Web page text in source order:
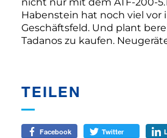
Habenstein hat noch viel vor
Geschäftsfeld. Und plant
Tadanos zu kaufen.
TEILEN
Facebook Twitter